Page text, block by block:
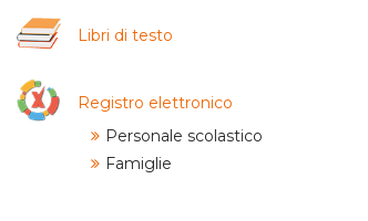
Libri di testo
Registro elettronico
Personale scolastico
Famiglie